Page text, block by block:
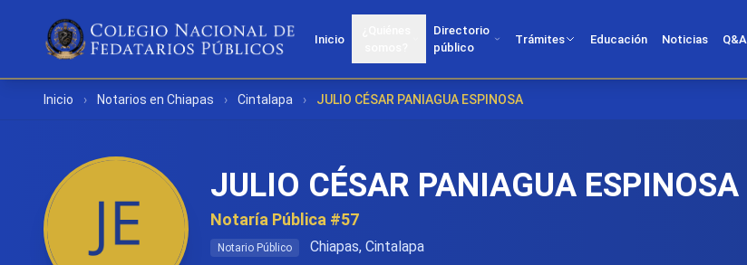
Inicio
Directorio
público
Trámites Educación Noticias Q&A
Inicio › Notarios en Chiapas › Cintalapa › JULIO CÉSAR PANIAGUA ESPINOSA
JULIO CÉSAR PANIAGUA ESPINOSA
Notaría Pública #57
Notario Público Chiapas, Cintalapa